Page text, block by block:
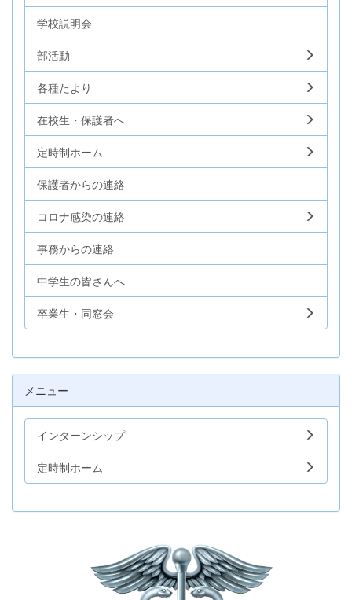
学校説明会
部活動
各種たより
在校生・保護者へ
定時制ホーム
保護者からの連絡
コロナ感染の連絡
事務からの連絡
中学生の皆さんへ
卒業生・同窓会
メニュー
インターンシップ
定時制ホーム